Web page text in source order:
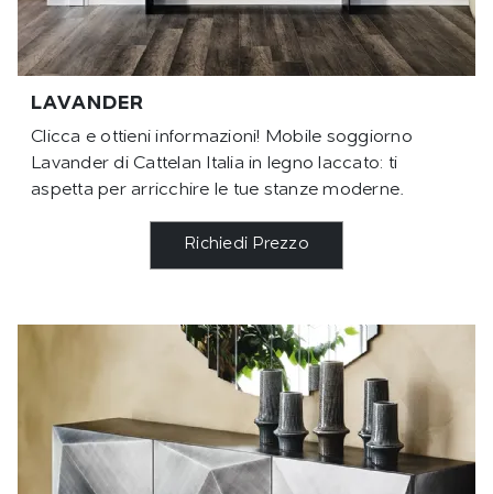
LAVANDER
Clicca e ottieni informazioni! Mobile soggiorno
Lavander di Cattelan Italia in legno laccato: ti
aspetta per arricchire le tue stanze moderne.
Richiedi Prezzo